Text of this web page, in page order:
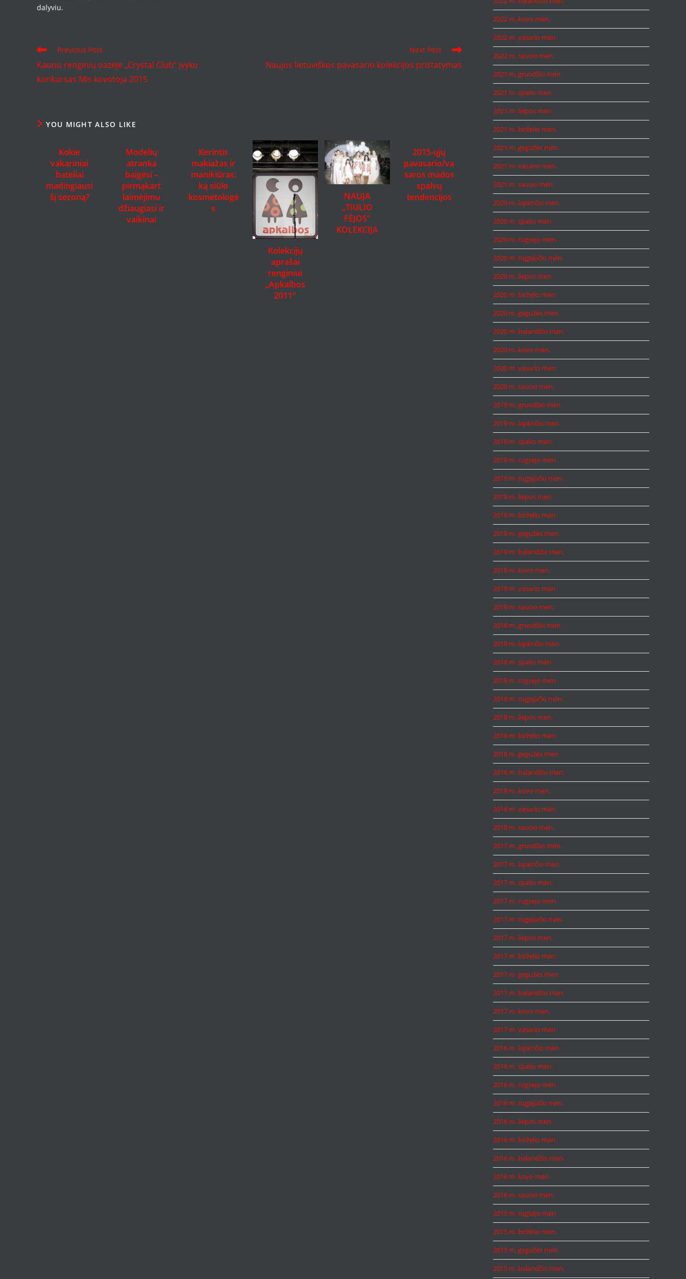
dalyviu.
Read
articles
Previous Post
Kauno renginių oazėje „Crystal Club“ įvyko
konkursas Mis kovotoja 2015
Next Post
Naujos lietuviškos pavasario kolekcijos pristatymas
YOU MIGHT ALSO LIKE
Kokie
vakariniai
bateliai
madingiausi
šį sezoną?
Modelių
atranka
baigėsi –
pirmąkart
laimėjimu
džiaugiasi ir
vaikinai
Kerintis
makiažas ir
manikiūras:
ką siūlo
kosmetologė
s
Kolekcijų
aprašai
renginiui
„Apkalbos
2011″
NAUJA
„TIULIO
FĖJOS”
KOLEKCIJA
2015-ųjų
pavasario/va
saros mados
spalvų
tendencijos
2022 m. kovo mėn.
2022 m. vasario mėn.
2022 m. sausio mėn.
2021 m. gruodžio mėn.
2021 m. spalio mėn.
2021 m. liepos mėn.
2021 m. birželio mėn.
2021 m. gegužės mėn.
2021 m. vasario mėn.
2021 m. sausio mėn.
2020 m. lapkričio mėn.
2020 m. spalio mėn.
2020 m. rugsėjo mėn.
2020 m. rugpjūčio mėn.
2020 m. liepos mėn.
2020 m. birželio mėn.
2020 m. gegužės mėn.
2020 m. balandžio mėn.
2020 m. kovo mėn.
2020 m. vasario mėn.
2020 m. sausio mėn.
2019 m. gruodžio mėn.
2019 m. lapkričio mėn.
2019 m. spalio mėn.
2019 m. rugsėjo mėn.
2019 m. rugpjūčio mėn.
2019 m. liepos mėn.
2019 m. birželio mėn.
2019 m. gegužės mėn.
2019 m. balandžio mėn.
2019 m. kovo mėn.
2019 m. vasario mėn.
2019 m. sausio mėn.
2018 m. gruodžio mėn.
2018 m. lapkričio mėn.
2018 m. spalio mėn.
2018 m. rugsėjo mėn.
2018 m. rugpjūčio mėn.
2018 m. liepos mėn.
2018 m. birželio mėn.
2018 m. gegužės mėn.
2018 m. balandžio mėn.
2018 m. kovo mėn.
2018 m. vasario mėn.
2018 m. sausio mėn.
2017 m. gruodžio mėn.
2017 m. lapkričio mėn.
2017 m. spalio mėn.
2017 m. rugsėjo mėn.
2017 m. rugpjūčio mėn.
2017 m. liepos mėn.
2017 m. birželio mėn.
2017 m. gegužės mėn.
2017 m. balandžio mėn.
2017 m. kovo mėn.
2017 m. vasario mėn.
2016 m. lapkričio mėn.
2016 m. spalio mėn.
2016 m. rugsėjo mėn.
2016 m. rugpjūčio mėn.
2016 m. liepos mėn.
2016 m. birželio mėn.
2016 m. balandžio mėn.
2016 m. kovo mėn.
2016 m. sausio mėn.
2015 m. rugsėjo mėn.
2015 m. birželio mėn.
2015 m. gegužės mėn.
2015 m. balandžio mėn.